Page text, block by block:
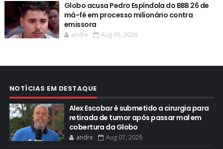
Globo acusa Pedro Espíndola do BBB 26 de
má-fé em processo milionário contra
emissora
andre Aug 06, 2026
NOTÍCIAS EM DESTAQUE
Alex Escobar é submetido a cirurgia para
retirada de tumor após passar mal em
cobertura da Globo
andre Aug 07, 2026